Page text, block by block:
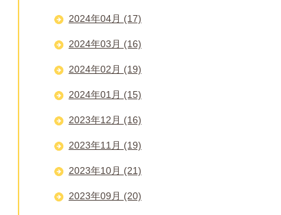
2024年04月 (17)
2024年03月 (16)
2024年02月 (19)
2024年01月 (15)
2023年12月 (16)
2023年11月 (19)
2023年10月 (21)
2023年09月 (20)